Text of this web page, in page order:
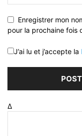
Enregistrer mon
pour la prochaine fois
J’ai lu et j’accepte la
Δ